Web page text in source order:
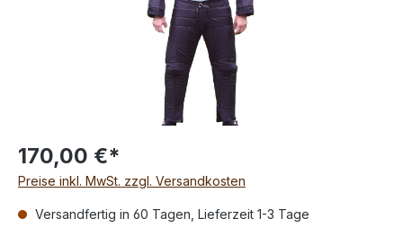
170,00 €*
Preise inkl. MwSt. zzgl. Versandkosten
Versandfertig in 60 Tagen, Lieferzeit 1-3 Tage